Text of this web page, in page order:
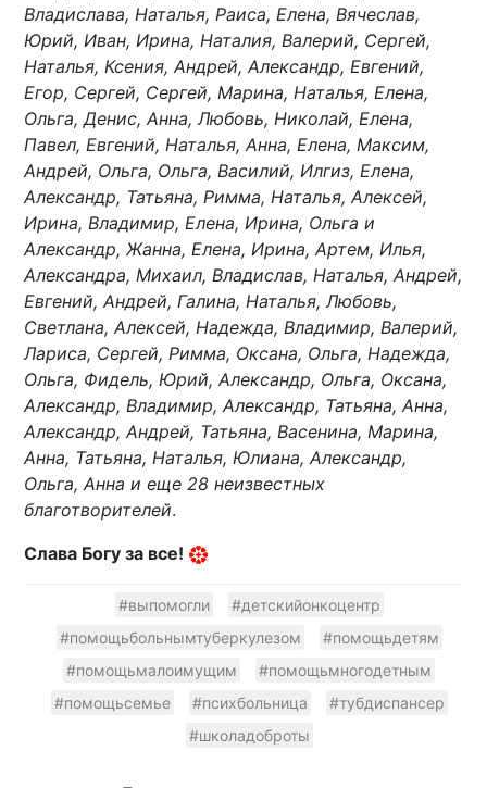
Владислава, Наталья, Раиса, Елена, Вячеслав,
Юрий, Иван, Ирина, Наталия, Валерий, Сергей,
Наталья, Ксения, Андрей, Александр, Евгений,
Егор, Сергей, Сергей, Марина, Наталья, Елена,
Ольга, Денис, Анна, Любовь, Николай, Елена,
Павел, Евгений, Наталья, Анна, Елена, Максим,
Андрей, Ольга, Ольга, Василий, Илгиз, Елена,
Александр, Татьяна, Римма, Наталья, Алексей,
Ирина, Владимир, Елена, Ирина, Ольга и
Александр, Жанна, Елена, Ирина, Артем, Илья,
Александра, Михаил, Владислав, Наталья, Андрей,
Евгений, Андрей, Галина, Наталья, Любовь,
Светлана, Алексей, Надежда, Владимир, Валерий,
Лариса, Сергей, Римма, Оксана, Ольга, Надежда,
Ольга, Фидель, Юрий, Александр, Ольга, Оксана,
Александр, Владимир, Александр, Татьяна, Анна,
Александр, Андрей, Татьяна, Васенина, Марина,
Анна, Татьяна, Наталья, Юлиана, Александр,
Ольга, Анна и еще 28 неизвестных
благотворителей.
Слава Богу за все!
#выпомогли
#детскийонкоцентр
#помощьбольнымтуберкулезом
#помощьдетям
#помощьмалоимущим
#помощьмногодетным
#помощьсемье
#психбольница
#тубдиспансер
#школадоброты